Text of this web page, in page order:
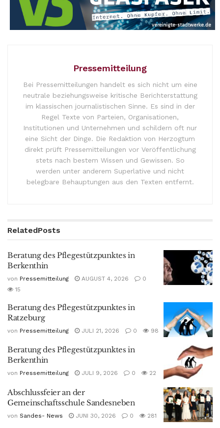
Pressemitteilung
Bei Pressemitteilungen handelt es sich nicht um eine
neutrale beziehungsweise kritische Berichterstattung
im klassischen journalistischen Sinne. Es sind in der
Regel Texte von Parteien, Organisationen,
Institutionen und Unternehmen und schildern oft nur
eine Sicht der Dinge. Die Redaktion von Herzogtum
direkt prüft Pressemitteilungen vor Veröffentlichung
stets nach bestem Wissen und Gewissen. So
werden unter anderem Superlative und nicht
belegbare Behauptungen aus den Texten entfernt.
RelatedPosts
Beratung des Pflegestützpunktes in
Berkenthin
von Pressemitteilung AUGUST 4, 2026
0
15
Beratung des Pflegestützpunktes in
Ratzeburg
von Pressemitteilung JULI 21, 2026 0 98
Beratung des Pflegestützpunktes in
Berkenthin
von Pressemitteilung JULI 9, 2026 0 22
Abschlussfeier an der
Gemeinschaftsschule Sandesneben
von Sandes- News JUNI 30, 2026 0 281